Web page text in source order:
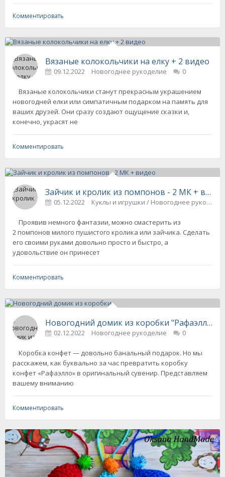
Комментировать
Вязаные колокольчики на елку + 2 видео
09.12.2022 Новогоднее рукоделие 0
Вязаные колокольчики станут прекрасным украшением
новогодней елки или симпатичным подарком на память для
ваших друзей. Они сразу создают ощущение сказки и,
конечно, украсят не
Комментировать
Зайчик и кролик из помпонов - 2 МК + видео
05.12.2022 Куклы и игрушки / Новогоднее
Проявив немного фантазии, можно смастерить из
2 помпонов милого пушистого кролика или зайчика. Сделать
его своими руками довольно просто и быстро, а
удовольствие он принесет
Комментировать
Новогодний домик из коробки "Рафаэлло" +
02.12.2022 Новогоднее рукоделие 0
Коробка конфет — довольно банальный подарок. Но мы
расскажем, как буквально за час превратить коробку
конфет «Рафаэлло» в оригинальный сувенир. Представляем
вашему вниманию
Комментировать